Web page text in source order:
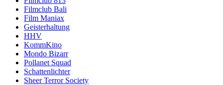
Filmclub Bali
Film Maniax
Geisterhaltung
HHV
KommKino
Mondo Bizarr
Pollanet Squad
Schattenlichter
Sheer Terror Society